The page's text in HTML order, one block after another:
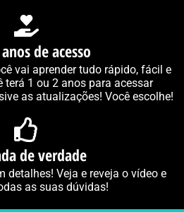
de acesso
vai aprender tudo rápido, fácil e
terá 1 ou 2 anos para acessar
as atualizações! Você escolhe!
de verdade
detalhes! Veja e reveja o vídeo e
as suas dúvidas!